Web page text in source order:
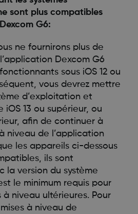
sont plus compatibles
G6:
ne fournirons plus de
Dexcom G6
sous iOS 12 ou
vous devrez mettre
d’exploitation et
iOS 13 ou supérieur, ou
afin de continuer à
niveau de l’application
les appareils ci-dessous
ils sont
la version du système
le minimum requis pour
niveau ultérieures. Pour
à niveau de